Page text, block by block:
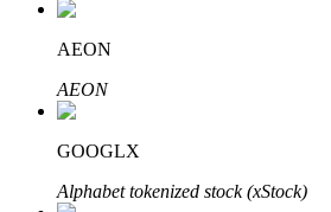
Bitruści Partnerzy
AEON
AEON
GOOGLX
Alphabet tokenized stock (xStock)